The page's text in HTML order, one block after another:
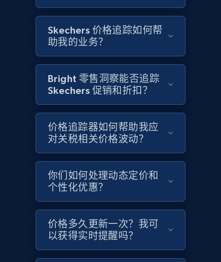
URL, Product id, Title, Product description,
Rating, Reviews count, Images, Variations, and
2.4K+ 200+ 立即开始
Home Depot US
URL, Domain, Country code, Model number,
Sku, Product id, Product name, Manufacturer,
and more.
2.1K+ 355+ 立即开始
Home Depot US - Gather data on products
using specified keywords
URL, Domain, Country code, Model number,
Sku, Product id, Product name, Manufacturer,
Skechers 价格追踪如何帮
助我的业务？
Bright 零售洞察能否追踪
Skechers 促销和折扣？
价格追踪器如何帮助我应
对关税相关价格波动？
你们如何处理动态定价和
个性化优惠？
价格多久更新一次？我可
以获得实时提醒吗？